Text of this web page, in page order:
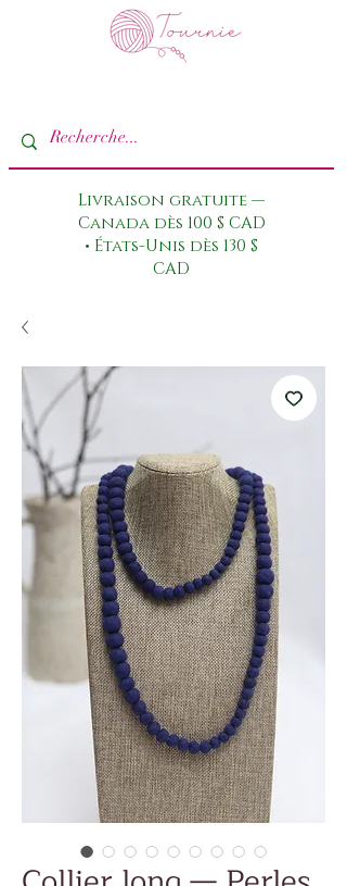
Livraison gratuite —
Canada dès 100 $ CAD
• États-Unis dès 130 $
CAD